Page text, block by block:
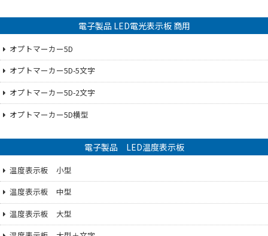
電子製品 LED電光表示板 商用
オプトマーカー5D
オプトマーカー5D-5文字
オプトマーカー5D-2文字
オプトマーカー5D横型
電子製品 LED温度表示板
温度表示板 小型
温度表示板 中型
温度表示板 大型